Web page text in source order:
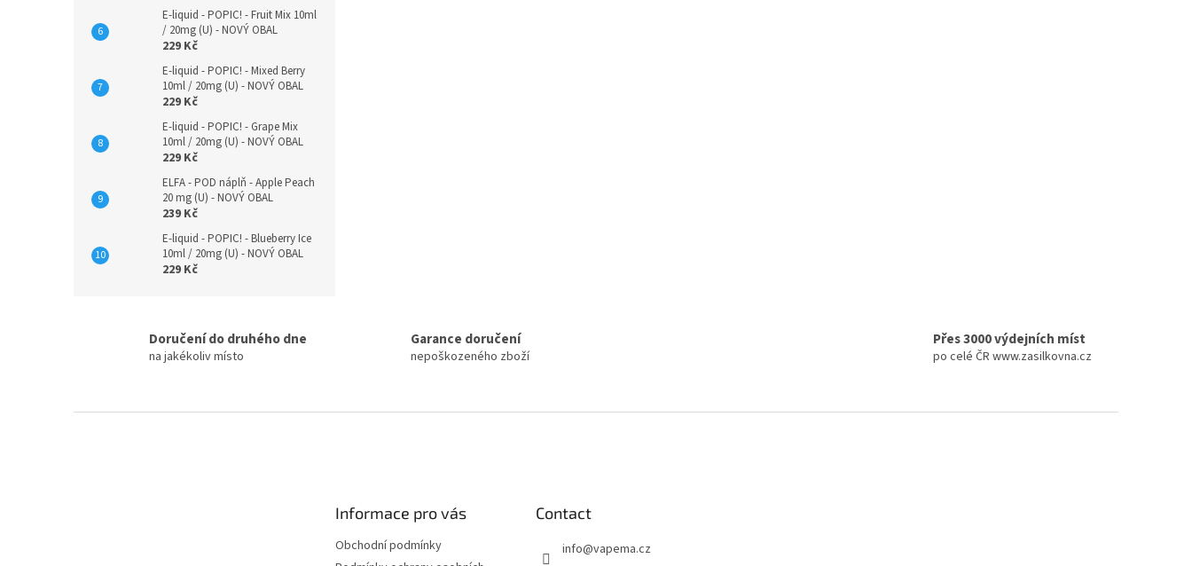
E-liquid - POPIC! - Fruit Mix 10ml
/ 20mg (U) - NOVÝ OBAL
229 Kč
E-liquid - POPIC! - Mixed Berry
10ml / 20mg (U) - NOVÝ OBAL
229 Kč
E-liquid - POPIC! - Grape Mix
10ml / 20mg (U) - NOVÝ OBAL
229 Kč
ELFA - POD náplň - Apple Peach
20 mg (U) - NOVÝ OBAL
239 Kč
E-liquid - POPIC! - Blueberry Ice
10ml / 20mg (U) - NOVÝ OBAL
229 Kč
Doručení do druhého dne
na jakékoliv místo
Garance doručení
nepoškozeného zboží
Přes 3000 výdejních míst
po celé ČR www.zasilkovna.cz
Informace pro vás
Obchodní podmínky
Contact
info@vapema.cz